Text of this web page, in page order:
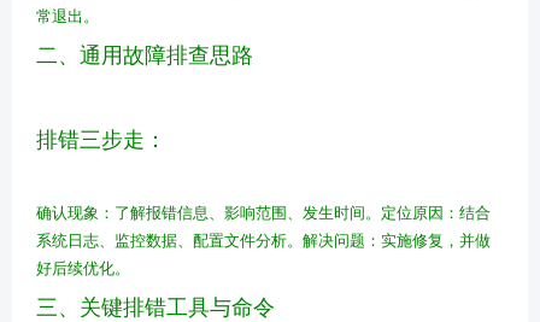
常退出。
二、通用故障排查思路
排错三步走：
确认现象：了解报错信息、影响范围、发生时间。 定位原因：结合
系统日志、监控数据、配置文件分析。 解决问题：实施修复，并做
好后续优化。
三、关键排错工具与命令